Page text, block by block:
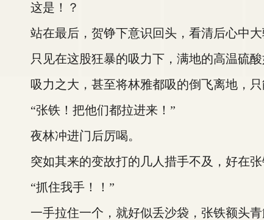
这是！？
站在最后，贺铮下意识回头，看清后心中大
只见在这股狂暴的吸力下，满地的高温硫酸
吸力之大，甚至将林雅都吸的倒飞离地，只
“张铁！把他们都拉进来！”
夜林冲进门后厉喝。
突如其来的变故打的几人措手不及，好在张
“抓住我手！！”
一手拉住一个，就好似丢沙袋，张铁额头青